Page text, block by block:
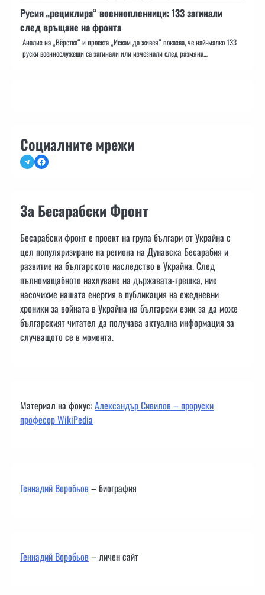
Русия „рециклира“ военнопленници: 133 загинали
след връщане на фронта
Анализ на „Вёрстка“ и проекта „Искам да живея“ показва, че най-малко 133
руски военнослужещи са загинали или изчезнали след размяна…
Социалните мрежи
TelegramFacebook
За Бесарабски Фронт
Бесарабски фронт е проект на група българи от Украйна с
цел популяризиране на региона на Дунавска Бесарабия и
развитие на българското наследство в Украйна. След
пълномащабното нахлуване на държавата-грешка, ние
насочихме нашата енергия в публикация на ежедневни
хроники за войната в Украйна на български език за да може
българският читател да получава актуална информация за
случващото се в момента.
Материал на фокус:Александър Сивилов – проруски
професор WikiPedia
Геннадий Воробьов– биография
Геннадий Воробьов– личен сайт